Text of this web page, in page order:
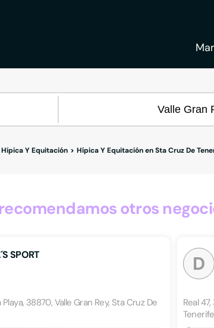
Hípica Y Equitación Hípica Y Equitación en Sta Cruz De
otros
SPORT
38870, Valle Gran Rey, Sta Cruz De
D
Real
Tenerife